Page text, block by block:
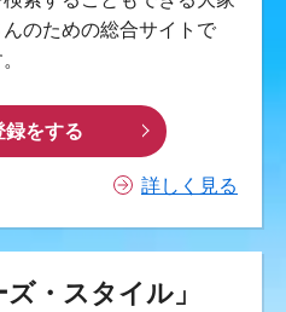
んのための総合サイトで
録をする
詳しく見る
・スタイル」